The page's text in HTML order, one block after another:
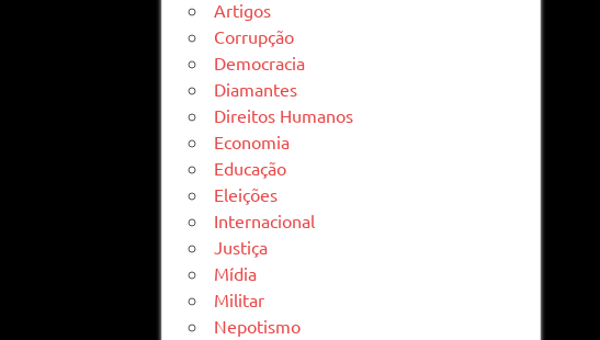
Artigos
Corrupção
Democracia
Diamantes
Direitos Humanos
Economia
Educação
Eleições
Internacional
Justiça
Mídia
Militar
Nepotismo